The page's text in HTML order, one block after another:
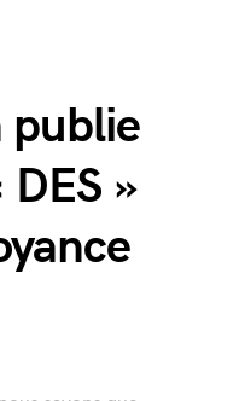
publie
»